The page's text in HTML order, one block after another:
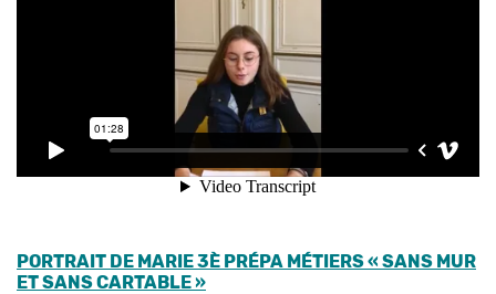
PORTRAIT DE MARIE 3È PRÉPA MÉTIERS « SANS MUR
ET SANS CARTABLE »